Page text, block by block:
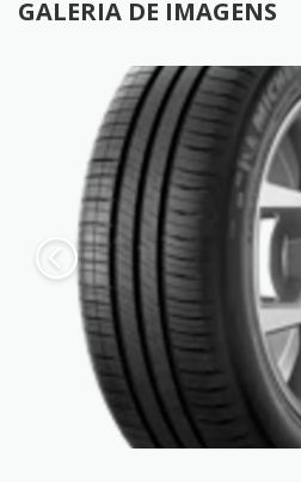
GALERIA DE IMAGENS